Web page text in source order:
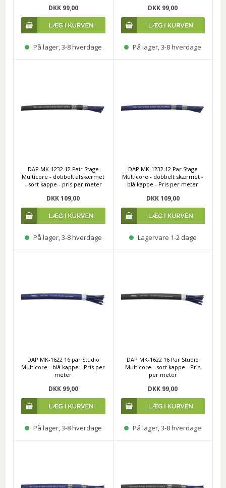
DKK 99,00
På lager, 3-8 hverdage
DKK 99,00
På lager, 3-8 hverdage
DAP MK-1232 12 Pair Stage
Multicore - dobbelt afskærmet
- sort kappe - pris per meter
DKK 109,00
På lager, 3-8 hverdage
DAP MK-1232 12 Par Stage
Multicore - dobbelt skærmet -
blå kappe - Pris per meter
DKK 109,00
Lagervare 1-2 dage
DAP MK-1622 16 par Studio
Multicore - blå kappe - Pris per
meter
DKK 99,00
På lager, 3-8 hverdage
DAP MK-1622 16 Par Studio
Multicore - sort kappe - Pris
per meter
DKK 99,00
På lager, 3-8 hverdage